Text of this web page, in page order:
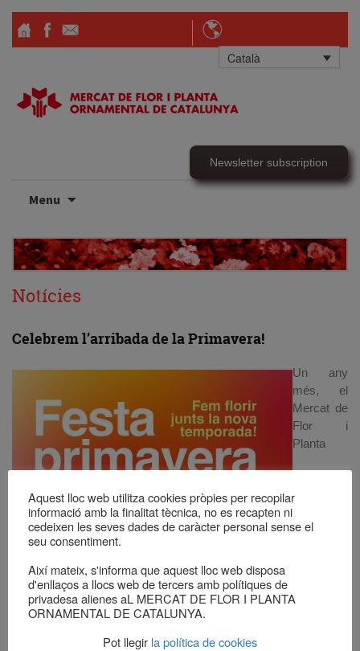
Català
Newsletter subscription
Menu
Notícies
Celebrem l’arribada de la Primavera!
Un any
més, el
Mercat de
Flor i
Planta
Ornamental de Catalunya ens estem preparant per donar la
benvinguda a la Primavera.
Aquest lloc web utilitza cookies pròpies per recopilar
informació amb la finalitat tècnica, no es recapten ni
cedeixen les seves dades de caràcter personal sense el
seu consentiment.
Així mateix, s'informa que aquest lloc web disposa
d'enllaços a llocs web de tercers amb polítiques de
privadesa alienes aL MERCAT DE FLOR I PLANTA
ORNAMENTAL DE CATALUNYA.
Pot llegir la política de cookies